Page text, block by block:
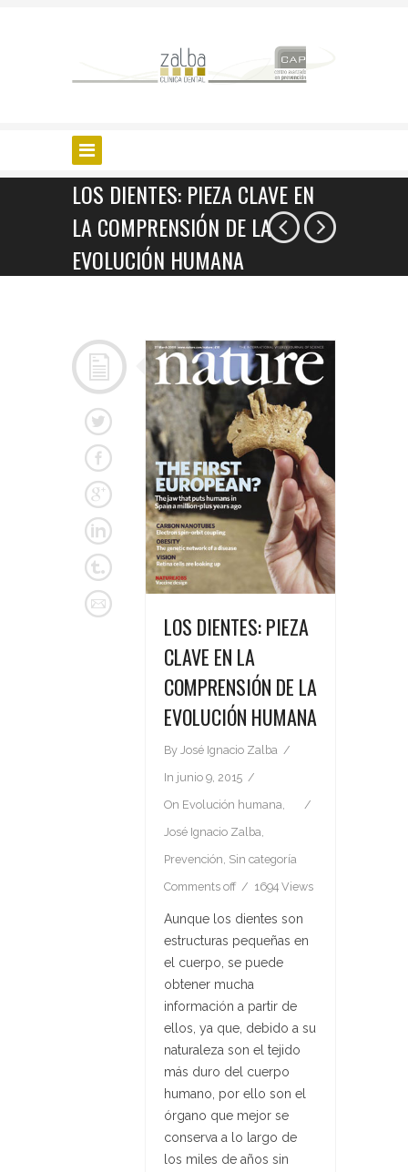
LOS DIENTES: PIEZA CLAVE EN
LA COMPRENSIÓN DE LA
EVOLUCIÓN HUMANA
LOS DIENTES: PIEZA
CLAVE EN LA
COMPRENSIÓN DE LA
EVOLUCIÓN HUMANA
By José Ignacio Zalba
In junio 9, 2015
On Evolución humana
José Ignacio Zalba
Prevención Sin categoría
Comments off
1694 Views
Aunque los dientes son
estructuras pequeñas en
el cuerpo, se puede
obtener mucha
información a partir de
ellos, ya que, debido a su
naturaleza son el tejido
más duro del cuerpo
humano, por ello son el
órgano que mejor se
conserva a lo largo de
los miles de años sin